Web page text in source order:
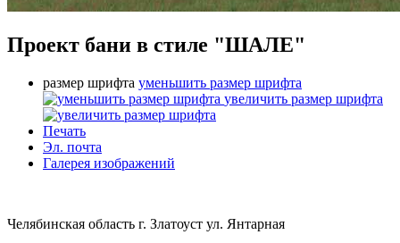
Проект бани в стиле "ШАЛЕ"
размер шрифта уменьшить размер шрифта
увеличить размер шрифта
Печать
Эл. почта
Галерея изображений
Челябинская область г. Златоуст ул. Янтарная